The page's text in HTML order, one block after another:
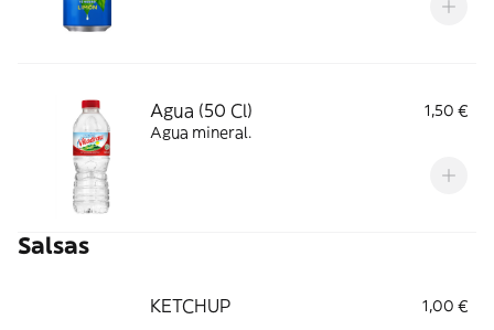
Agua (50 Cl)
1,50 €
Agua mineral.
Salsas
KETCHUP 1,00 €